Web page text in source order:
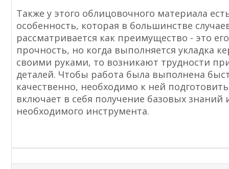
Также у этого облицовочного материала
особенность, которая в большинстве
рассматривается как преимущество - это
прочность, но когда выполняется укладка
своими руками, то возникают трудности
деталей. Чтобы работа была выполнена
качественно, необходимо к ней
включает в себя получение базовых знаний
необходимого инструмента.